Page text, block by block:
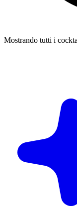
Mostrando tutti i